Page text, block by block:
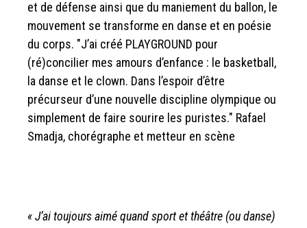
et de défense ainsi que du maniement du ballon, le
mouvement se transforme en danse et en poésie
du corps. "J’ai créé PLAYGROUND pour
(ré)concilier mes amours d’enfance : le basketball,
la danse et le clown. Dans l’espoir d’être
précurseur d’une nouvelle discipline olympique ou
simplement de faire sourire les puristes." Rafael
Smadja, chorégraphe et metteur en scène
« J’ai toujours aimé quand sport et théâtre (ou danse)